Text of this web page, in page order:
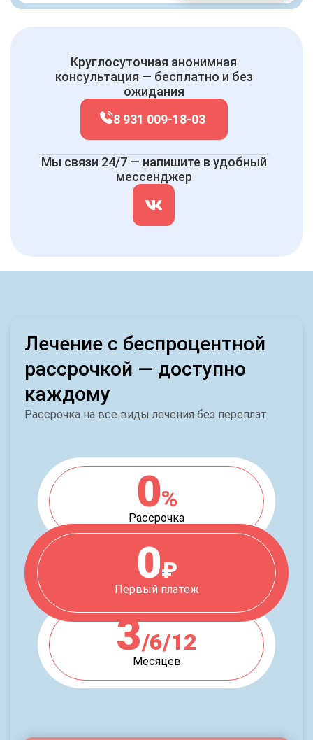
Круглосуточная анонимная
консультация — бесплатно и без
ожидания
8 931 009-18-03
Мы связи 24/7 — напишите в удобный
мессенджер
Лечение с беспроцентной
рассрочкой — доступно
каждому
Рассрочка на все виды лечения без переплат
0%
Рассрочка
0₽
Первый платеж
3/6/12
Месяцев